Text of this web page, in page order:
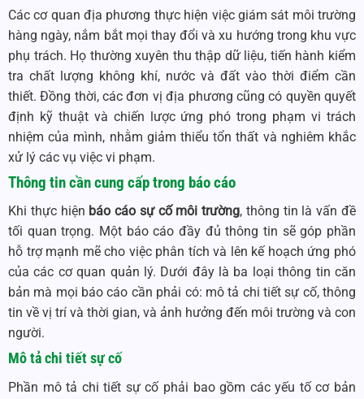
Các cơ quan địa phương thực hiện việc giám sát môi trường
hàng ngày, nắm bắt mọi thay đổi và xu hướng trong khu vực
phụ trách. Họ thường xuyên thu thập dữ liệu, tiến hành kiểm
tra chất lượng không khí, nước và đất vào thời điểm cần
thiết. Đồng thời, các đơn vị địa phương cũng có quyền quyết
định kỹ thuật và chiến lược ứng phó trong phạm vi trách
nhiệm của mình, nhằm giảm thiểu tổn thất và nghiêm khắc
xử lý các vụ việc vi phạm.
Thông tin cần cung cấp trong báo cáo
Khi thực hiện báo cáo sự cố môi trường, thông tin là vấn đề
tối quan trọng. Một báo cáo đầy đủ thông tin sẽ góp phần
hỗ trợ mạnh mẽ cho việc phân tích và lên kế hoạch ứng phó
của các cơ quan quản lý. Dưới đây là ba loại thông tin căn
bản mà mọi báo cáo cần phải có: mô tả chi tiết sự cố, thông
tin về vị trí và thời gian, và ảnh hưởng đến môi trường và con
người.
Mô tả chi tiết sự cố
Phần mô tả chi tiết sự cố phải bao gồm các yếu tố cơ bản